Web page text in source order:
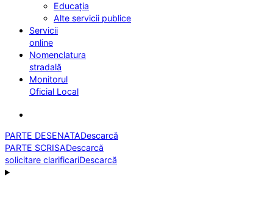
Educația
Alte servicii publice
Servicii
online
Nomenclatura
stradală
Monitorul
Oficial Local
PARTE DESENATADescarcă
PARTE SCRISADescarcă
solicitare clarificariDescarcă